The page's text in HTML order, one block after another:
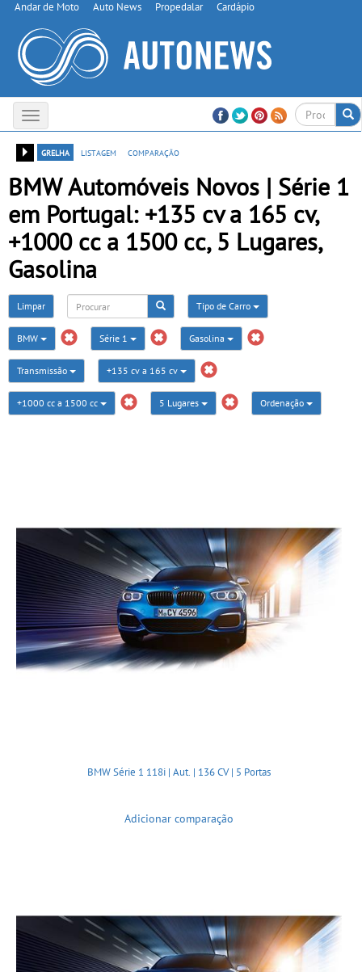
Andar de Moto Auto News Propedalar Cardápio
Toggle
navigation
grelha
listagem comparação
BMW Automóveis Novos | Série 1
em Portugal: +135 cv a 165 cv,
+1000 cc a 1500 cc, 5 Lugares,
Gasolina
Limpar Tipo de Carro
BMW Série 1 Gasolina
Transmissão +135 cv a 165 cv
+1000 cc a 1500 cc 5 Lugares Ordenação
BMW Série 1 118i | Aut. | 136 CV | 5 Portas
Adicionar comparação